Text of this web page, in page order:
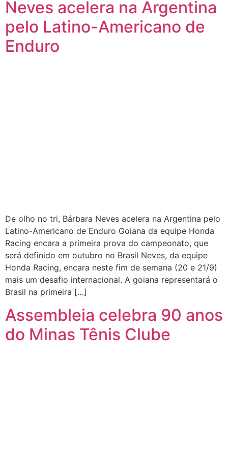
Neves acelera na Argentina
pelo Latino-Americano de
Enduro
De olho no tri, Bárbara Neves acelera na Argentina pelo
Latino-Americano de Enduro Goiana da equipe Honda
Racing encara a primeira prova do campeonato, que
será definido em outubro no Brasil Neves, da equipe
Honda Racing, encara neste fim de semana (20 e 21/9)
mais um desafio internacional. A goiana representará o
Brasil na primeira […]
Assembleia celebra 90 anos
do Minas Tênis Clube